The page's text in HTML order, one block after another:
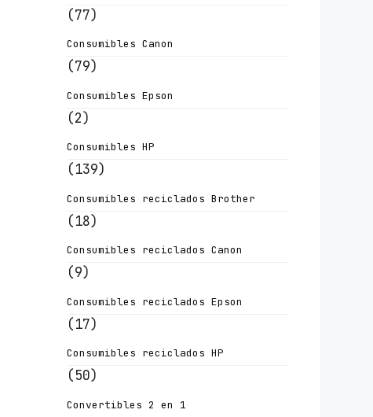
(77)
Consumibles Canon
(79)
Consumibles Epson
(2)
Consumibles HP
(139)
Consumibles reciclados Brother
(18)
Consumibles reciclados Canon
(9)
Consumibles reciclados Epson
(17)
Consumibles reciclados HP
(50)
Convertibles 2 en 1